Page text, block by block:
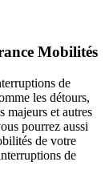
Mobilités
de
les détours,
majeurs et autres
pourrez aussi
de votre
de